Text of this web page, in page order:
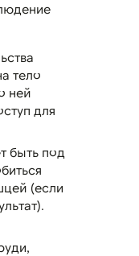
тело
ней
для
быть под
(если